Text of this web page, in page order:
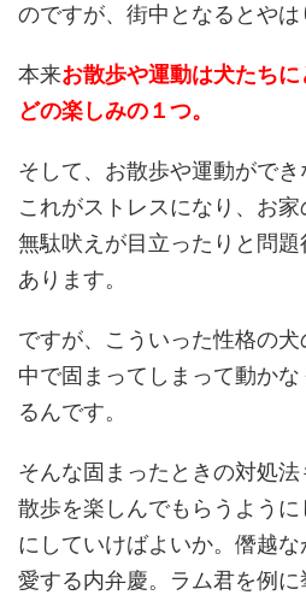
のですが、街中となるとやは
本来お散歩や運動は犬たち
どの楽しみの１つ。
そして、お散歩や運動がで
これがストレスになり、お家
無駄吠えが目立ったりと問
あります。
ですが、こういった性格の
中で固まってしまって動か
るんです。
そんな固まったときの対処
散歩を楽しんでもらうよう
にしていけばよいか。僭越な
愛する内弁慶。ラム君を例